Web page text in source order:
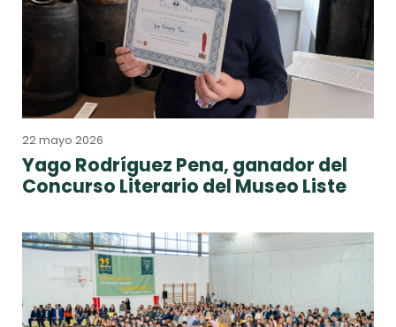
22 mayo 2026
Yago Rodríguez Pena, ganador del
Concurso Literario del Museo Liste